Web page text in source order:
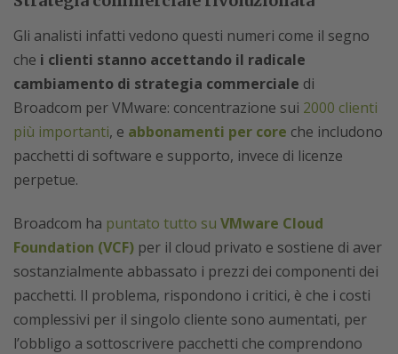
Gli analisti infatti vedono questi numeri come il segno
che i clienti stanno accettando il radicale
cambiamento di strategia commerciale di
Broadcom per VMware: concentrazione sui 2000 clienti
più importanti, e abbonamenti per core che includono
pacchetti di software e supporto, invece di licenze
perpetue.
Broadcom ha puntato tutto su VMware Cloud
Foundation (VCF) per il cloud privato e sostiene di aver
sostanzialmente abbassato i prezzi dei componenti dei
pacchetti. Il problema, rispondono i critici, è che i costi
complessivi per il singolo cliente sono aumentati, per
l’obbligo a sottoscrivere pacchetti che comprendono